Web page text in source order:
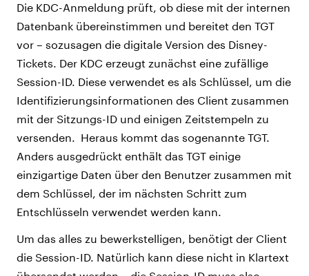
Die KDC-Anmeldung prüft, ob diese mit der internen
Datenbank übereinstimmen und bereitet den TGT
vor – sozusagen die digitale Version des Disney-
Tickets. Der KDC erzeugt zunächst eine zufällige
Session-ID. Diese verwendet es als Schlüssel, um die
Identifizierungsinformationen des Client zusammen
mit der Sitzungs-ID und einigen Zeitstempeln zu
versenden. Heraus kommt das sogenannte TGT.
Anders ausgedrückt enthält das TGT einige
einzigartige Daten über den Benutzer zusammen mit
dem Schlüssel, der im nächsten Schritt zum
Entschlüsseln verwendet werden kann.
Um das alles zu bewerkstelligen, benötigt der Client
die Session-ID. Natürlich kann diese nicht in Klartext